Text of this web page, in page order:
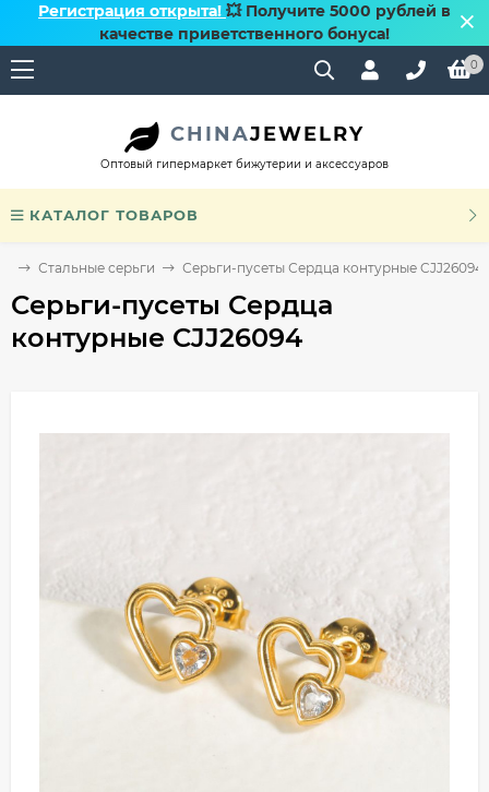
Регистрация открыта! 💥 Получите 5000 рублей в
качестве приветственного бонуса!
0
CHINAJEWELRY
Оптовый гипермаркет бижутерии и аксессуаров
КАТАЛОГ ТОВАРОВ
Стальные серьги Серьги-пусеты Сердца контурные CJJ26094
Серьги-пусеты Сердца
контурные CJJ26094